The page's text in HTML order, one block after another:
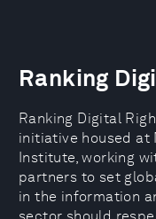
Ranking
Ranking Digital
initiative housed at
Institute, working
partners to set
in the information